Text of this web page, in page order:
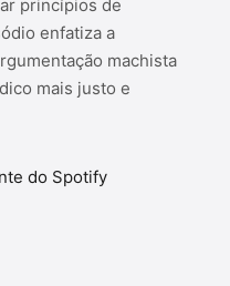
princípios de
enfatiza a
machista
mais justo e
do Spotify